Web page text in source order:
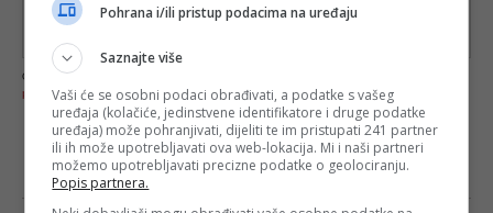
Ova stranica je zaštićena uslugom Google reCAPTCHA te je podložna
privatnosti iUvjetima usluge kompanije Google.
Pohrana i/ili pristup podacima na uređaju
Saznajte više
Vaši će se osobni podaci obrađivati, a podatke s vašeg
uređaja (kolačiće, jedinstvene identifikatore i druge podatke
uređaja) može pohranjivati, dijeliti te im pristupati 241 partner
ili ih može upotrebljavati ova web-lokacija. Mi i naši partneri
možemo upotrebljavati precizne podatke o geolociranju.
Popis partnera.